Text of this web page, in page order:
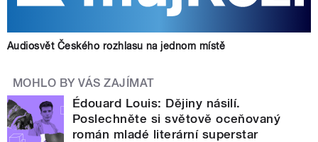
Audiosvět Českého rozhlasu na jednom místě
MOHLO BY VÁS ZAJÍMAT
Édouard Louis: Dějiny násilí.
Poslechněte si světově oceňovaný
román mladé literární superstar